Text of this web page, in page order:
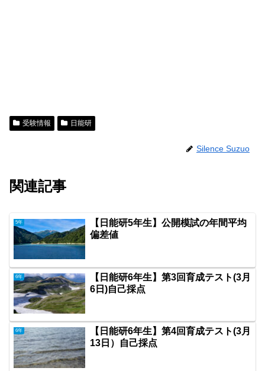
受験情報 日能研
Silence Suzuo
関連記事
5年
【日能研5年生】公開模試の年間平均
偏差値
6年
【日能研6年生】第3回育成テスト(3月
6日)自己採点
6年
【日能研6年生】第4回育成テスト(3月
13日）自己採点